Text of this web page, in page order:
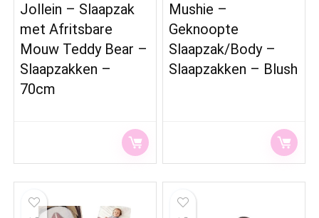
Jollein – Slaapzak
met Afritsbare
Mouw Teddy Bear –
Slaapzakken –
70cm
Mushie –
Geknoopte
Slaapzak/Body –
Slaapzakken – Blush